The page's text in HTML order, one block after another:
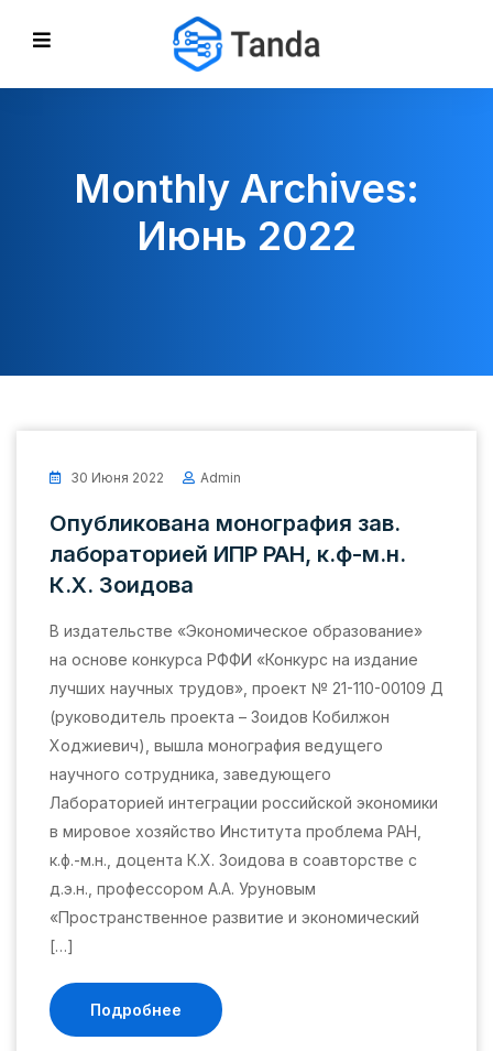
Monthly Archives:
Июнь 2022
30 Июня 2022 Admin
Опубликована монография зав.
лабораторией ИПР РАН, к.ф-м.н.
К.Х. Зоидова
В издательстве «Экономическое образование»
на основе конкурса РФФИ «Конкурс на издание
лучших научных трудов», проект № 21-110-00109 Д
(руководитель проекта – Зоидов Кобилжон
Ходжиевич), вышла монография ведущего
научного сотрудника, заведующего
Лабораторией интеграции российской экономики
в мировое хозяйство Института проблема РАН,
к.ф.-м.н., доцента К.Х. Зоидова в соавторстве с
д.э.н., профессором А.А. Уруновым
«Пространственное развитие и экономический
[…]
Подробнее